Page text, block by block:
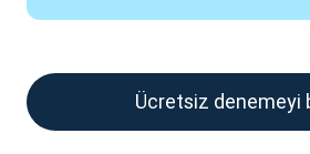
Ücretsiz denemeyi